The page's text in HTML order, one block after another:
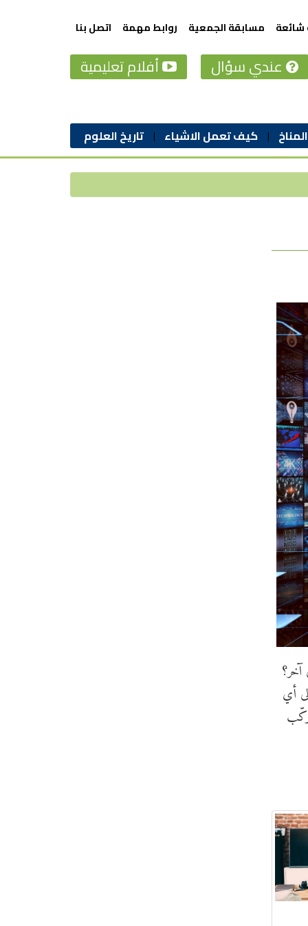
كيف تعمل الاشياء تاريخ العلوم
أفلام تعليمية عندي سؤال
شائعة مسابقة الجمعية روابط مهمة اتصل بنا
أي